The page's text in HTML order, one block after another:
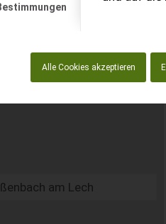
Alle Cookies akzeptieren